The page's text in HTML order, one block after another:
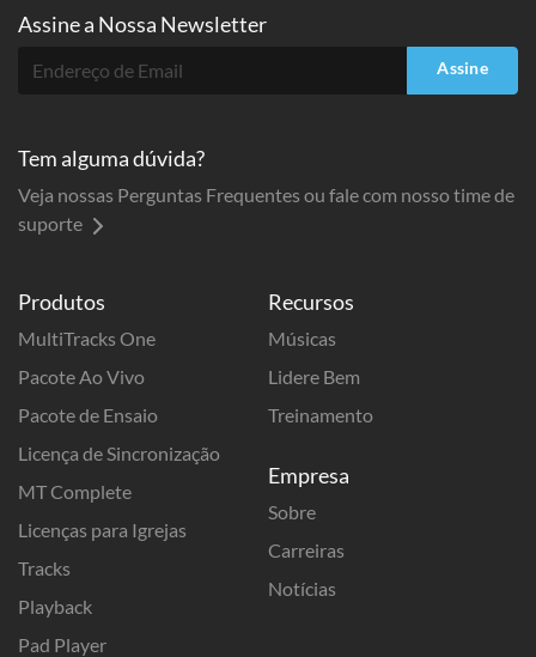
Produtos
MultiTracks One
Pacote Ao Vivo
Pacote de Ensaio
Licença de Sincronização
MT Complete
Licenças para Igrejas
Tracks
Playback
Pad Player
Recursos
Músicas
Lidere Bem
Treinamento
Empresa
Sobre
Carreiras
Notícias
Assine a Nossa Newsletter
Assine
Tem alguma dúvida?
Veja nossas Perguntas Frequentes ou fale com nosso time de
suporte